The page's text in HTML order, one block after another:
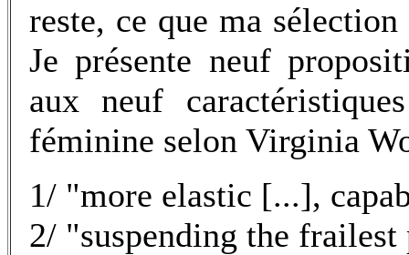
reste, ce que ma
Je présente neuf
aux neuf
féminine selon Virginia
1/ "more elastic [...],
2/ "suspending the